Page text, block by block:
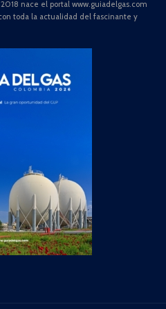
nace el portal www.guiadelgas.com
toda la actualidad del fascinante y